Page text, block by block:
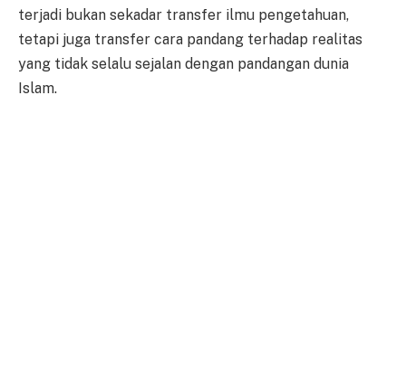
terjadi bukan sekadar transfer ilmu pengetahuan,
tetapi juga transfer cara pandang terhadap realitas
yang tidak selalu sejalan dengan pandangan dunia
Islam.